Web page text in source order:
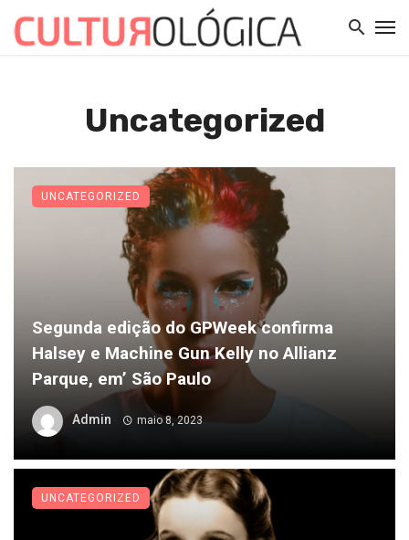
Uncategorized
Segunda edição do GPWeek confirma
Halsey e Machine Gun Kelly no Allianz
Parque, em’ São Paulo
Admin maio 8, 2023
UNCATEGORIZED
UNCATEGORIZED